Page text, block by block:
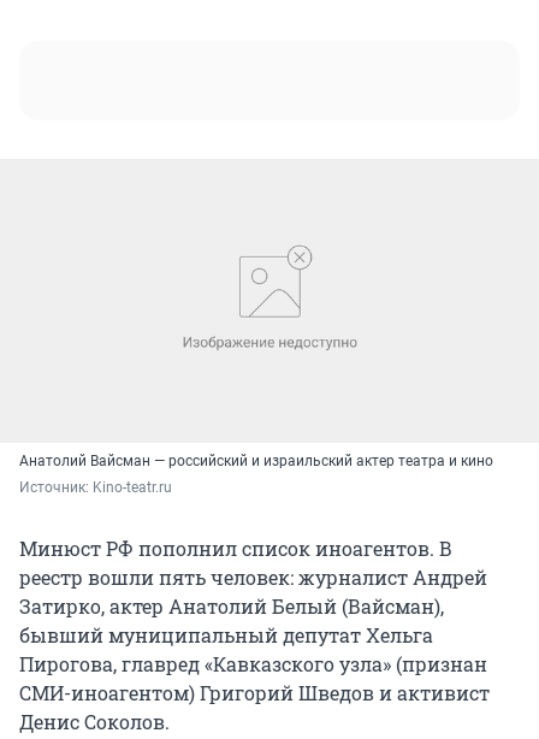
Анатолий Вайсман — российский и израильский актер театра и кино
Источник: Kino-teatr.ru
Минюст РФ пополнил список иноагентов. В
реестр вошли пять человек: журналист Андрей
Затирко, актер Анатолий Белый (Вайсман),
бывший муниципальный депутат Хельга
Пирогова, главред «Кавказского узла» (признан
СМИ-иноагентом) Григорий Шведов и активист
Денис Соколов.